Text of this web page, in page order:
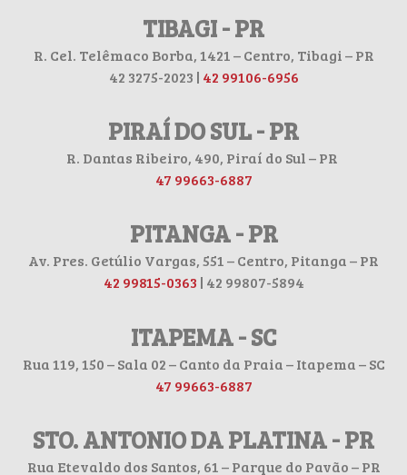
TIBAGI - PR
R. Cel. Telêmaco Borba, 1421 – Centro, Tibagi – PR
42 3275-2023 | 42 99106-6956
PIRAÍ DO SUL - PR
R. Dantas Ribeiro, 490, Piraí do Sul – PR
47 99663-6887
PITANGA - PR
Av. Pres. Getúlio Vargas, 551 – Centro, Pitanga – PR
42 99815-0363 | 42 99807-5894
ITAPEMA - SC
Rua 119, 150 – Sala 02 – Canto da Praia – Itapema – SC
47 99663-6887
STO. ANTONIO DA PLATINA - PR
Rua Etevaldo dos Santos, 61 – Parque do Pavão – PR